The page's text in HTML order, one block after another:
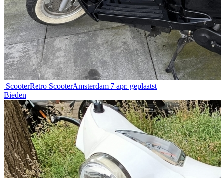
ScooterRetro ScooterAmsterdam 7 apr. geplaatst
Bieden